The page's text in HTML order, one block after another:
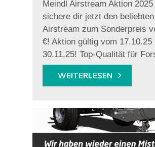
Meindl Airstream Aktion 2025
sichere dir jetzt den
Airstream zum Sonderpreis
€! Aktion gültig vom 17.10.25
30.11.25! Top-Qualität für
WEITERLESEN